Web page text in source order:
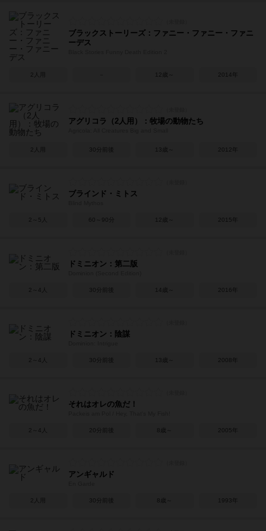
ブラックストーリーズ：ファニー・ファニー・ファニ
ーデス
2人用 12歳～ 2014年
アグリコラ（2人用）：牧場の動物たち
2人用 30分前後 13歳～ 2012年
ブラインド・ミトス
2～5人 60～90分 12歳～ 2015年
ドミニオン：第二版
2～4人 30分前後 14歳～ 2016年
ドミニオン：陰謀
2～4人 30分前後 13歳～ 2008年
それはオレの魚だ！
2～4人 20分前後 8歳～ 2005年
アンギャルド
2人用 30分前後 8歳～ 1993年